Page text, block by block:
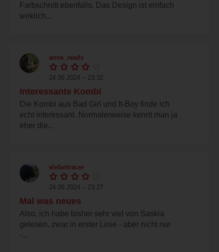
Farbschnitt ebenfalls. Das Design ist einfach
wirklich...
anne_reads
24.06.2024 – 23:32
Interessante Kombi
Die Kombi aus Bad Girl und It-Boy finde ich
echt interessant. Normalerweise kennt man ja
eher die...
elefantracer
24.06.2024 – 23:27
Mal was neues
Also, ich habe bisher sehr viel von Saskia
gelesen, zwar in erster Linie - aber nicht nur
-...